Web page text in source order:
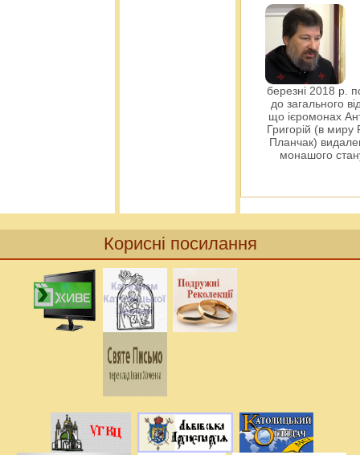
березні 2018 р.
до загального
що ієромонах
Григорій (в миру
Планчак)
монашого
Корисні посилання